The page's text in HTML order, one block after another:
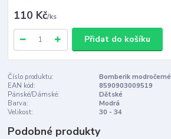
110 Kč/ks
Přidat do košíku
Číslo produktu:
Bomberik modročerné
EAN kód:
8590903009519
Pánské/Dámské:
Dětské
Barva:
Modrá
Velikost:
30 - 34
Podobné produkty